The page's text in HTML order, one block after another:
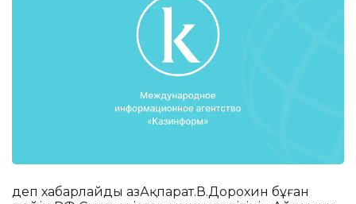
деп хабарлайды ҚазАқпарат.В.Дорохин бұған